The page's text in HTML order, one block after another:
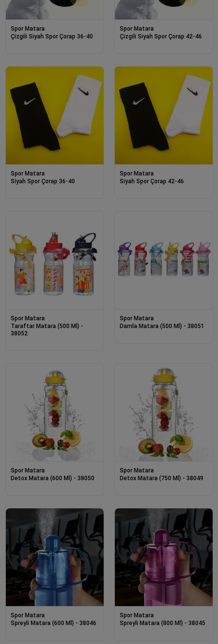
Spor Matara
Çizgili Siyah Spor Çorap 36-40
Spor Matara
Çizgili Siyah Spor Çorap 42-46
Spor Matara
Siyah Spor Çorap 36-40
Spor Matara
Siyah Spor Çorap 42-46
Spor Matara
Taraftar Matara (500 Ml) -
38052
Spor Matara
Damla Matara (500 Ml) - 38051
Spor Matara
Detox Matara (600 Ml) - 38050
Spor Matara
Detox Matara (750 Ml) - 38049
Spor Matara
Spreyli Matara (600 Ml) - 38046
Spor Matara
Spreyli Matara (800 Ml) - 38045